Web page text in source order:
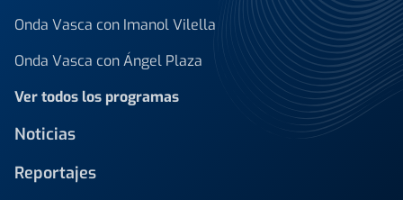
Onda Vasca con Imanol Vilella
Onda Vasca con Ángel Plaza
Ver todos los programas
Noticias
Reportajes